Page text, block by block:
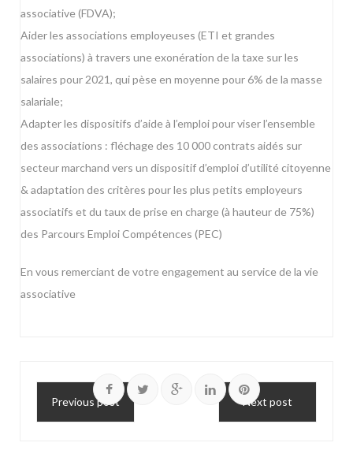
associative (FDVA);
Aider les associations employeuses (ETI et grandes
associations) à travers une exonération de la taxe sur les
salaires pour 2021, qui pèse en moyenne pour 6% de la masse
salariale;
Adapter les dispositifs d’aide à l’emploi pour viser l’ensemble
des associations : fléchage des 10 000 contrats aidés sur
secteur marchand vers un dispositif d’emploi d’utilité citoyenne
& adaptation des critères pour les plus petits employeurs
associatifs et du taux de prise en charge (à hauteur de 75%)
des Parcours Emploi Compétences (PEC)
En vous remerciant de votre engagement au service de la vie
associative
Previous post Next post